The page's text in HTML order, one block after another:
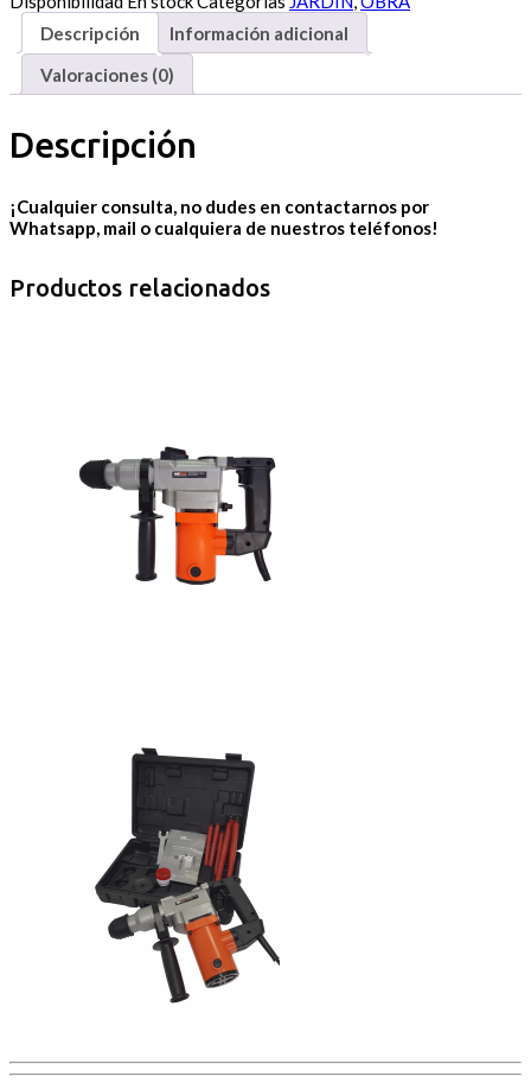
Descripción
Información adicional
Valoraciones (0)
Descripción
¡Cualquier consulta, no dudes en contactarnos por
Whatsapp, mail o cualquiera de nuestros teléfonos!
Productos relacionados